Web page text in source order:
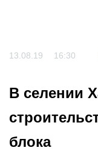
13.08.19 16:30
В селении
блока